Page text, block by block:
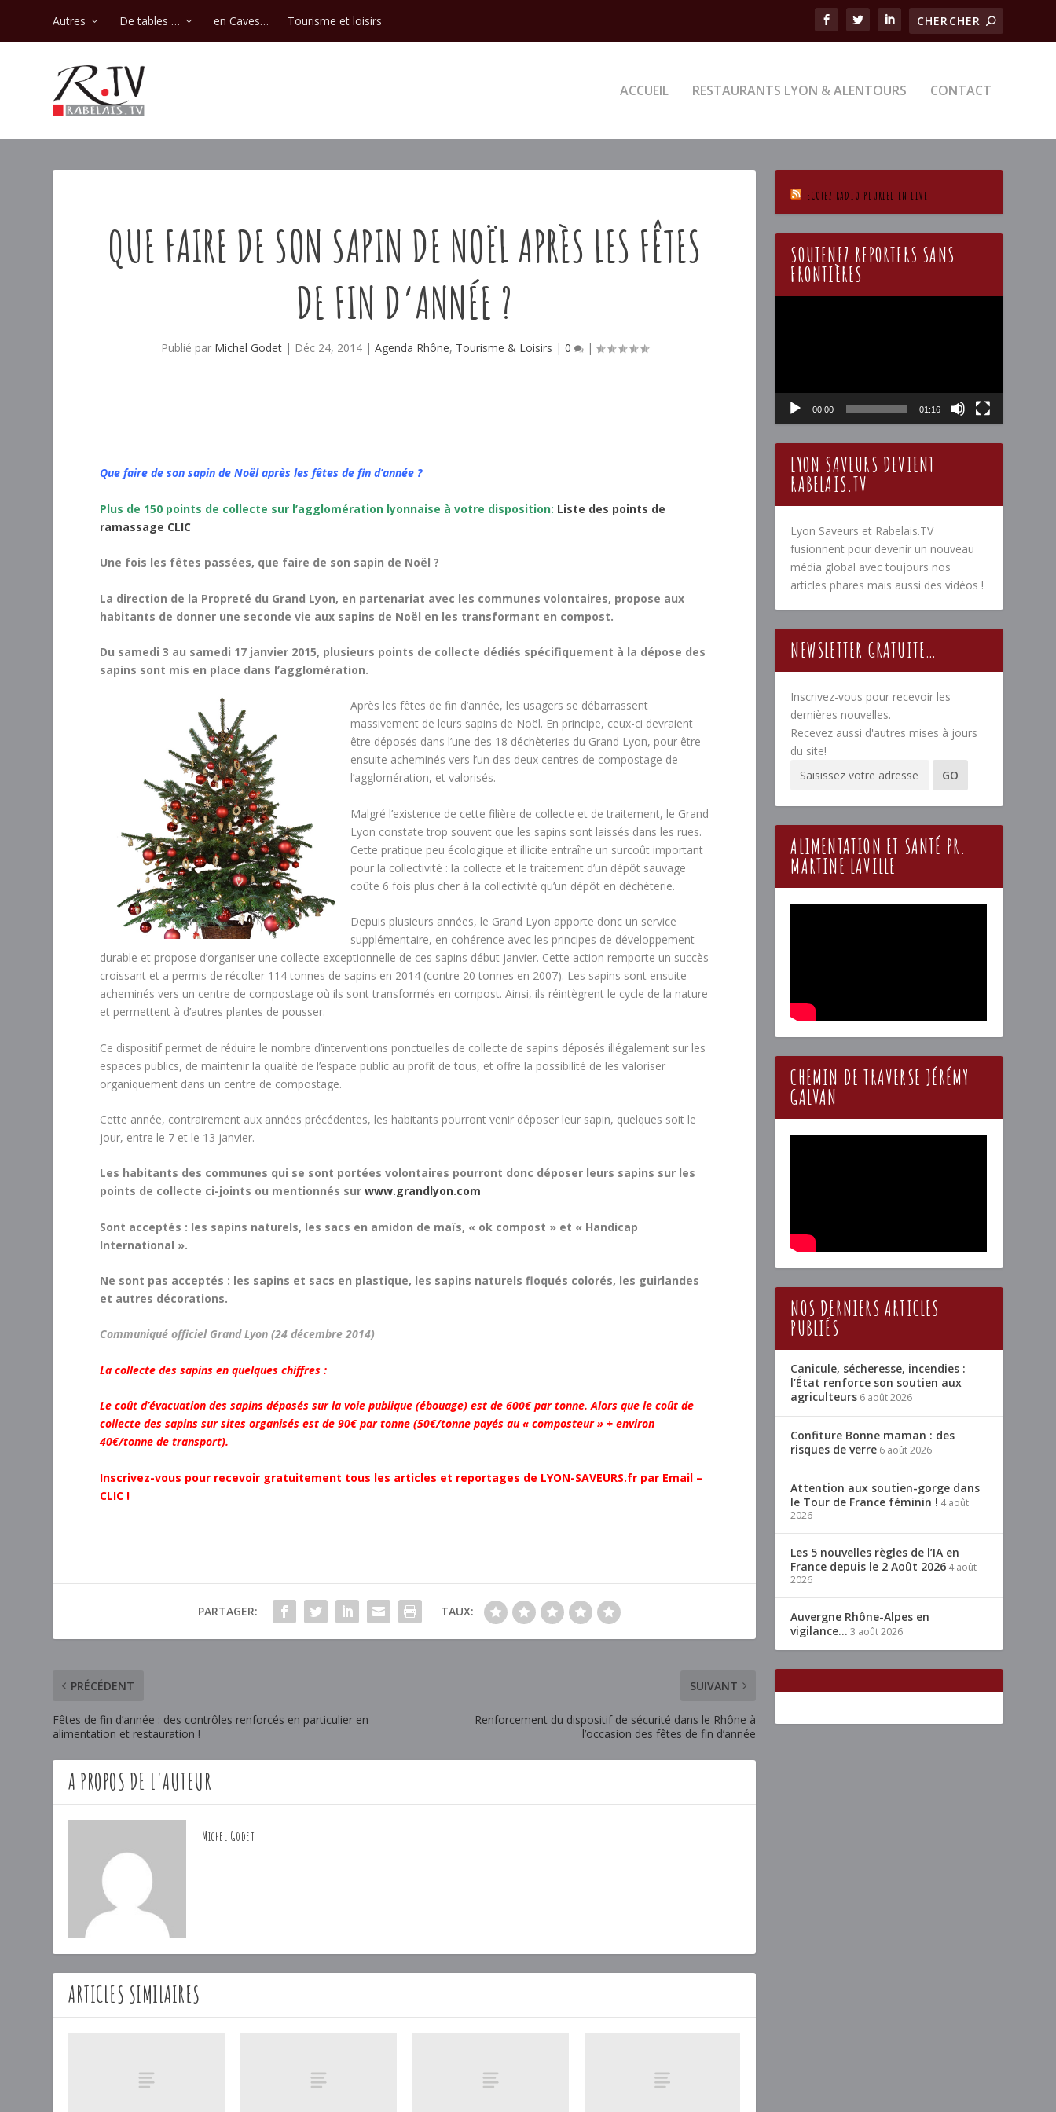
Autres De tables … en Caves… Tourisme et loisirs
ACCUEIL RESTAURANTS LYON & ALENTOURS CONTACT
QUE FAIRE DE SON SAPIN DE NOËL APRÈS LES FÊTES
DE FIN D’ANNÉE ?
Publié par Michel Godet| Déc 24, 2014| Agenda Rhône, Tourisme & Loisirs | 0 |
Que faire de son sapin de Noël après les fêtes de fin d’année ?
Plus de 150 points de collecte sur l’agglomération lyonnaise à votre disposition: Liste des points de
ramassage CLIC
Une fois les fêtes passées, que faire de son sapin de Noël ?
La direction de la Propreté du Grand Lyon, en partenariat avec les communes volontaires, propose aux
habitants de donner une seconde vie aux sapins de Noël en les transformant en compost.
Du samedi 3 au samedi 17 janvier 2015, plusieurs points de collecte dédiés spécifiquement à la dépose des
sapins sont mis en place dans l’agglomération.
Après les fêtes de fin d’année, les usagers se débarrassent
massivement de leurs sapins de Noël. En principe, ceux-ci devraient
être déposés dans l’une des 18 déchèteries du Grand Lyon, pour être
ensuite acheminés vers l’un des deux centres de compostage de
l’agglomération, et valorisés.
Malgré l’existence de cette filière de collecte et de traitement, le Grand
Lyon constate trop souvent que les sapins sont laissés dans les rues.
Cette pratique peu écologique et illicite entraîne un surcoût important
pour la collectivité : la collecte et le traitement d’un dépôt sauvage
coûte 6 fois plus cher à la collectivité qu’un dépôt en déchèterie.
Depuis plusieurs années, le Grand Lyon apporte donc un service
supplémentaire, en cohérence avec les principes de développement
durable et propose d’organiser une collecte exceptionnelle de ces sapins début janvier. Cette action remporte un succès
croissant et a permis de récolter 114 tonnes de sapins en 2014 (contre 20 tonnes en 2007). Les sapins sont ensuite
acheminés vers un centre de compostage où ils sont transformés en compost. Ainsi, ils réintègrent le cycle de la nature
et permettent à d’autres plantes de pousser.
Ce dispositif permet de réduire le nombre d’interventions ponctuelles de collecte de sapins déposés illégalement sur les
espaces publics, de maintenir la qualité de l’espace public au profit de tous, et offre la possibilité de les valoriser
organiquement dans un centre de compostage.
Cette année, contrairement aux années précédentes, les habitants pourront venir déposer leur sapin, quelques soit le
jour, entre le 7 et le 13 janvier.
Les habitants des communes qui se sont portées volontaires pourront donc déposer leurs sapins sur les
points de collecte ci-joints ou mentionnés surwww.grandlyon.com
Sont acceptés : les sapins naturels, les sacs en amidon de maïs, « ok compost » et « Handicap
International ».
Ne sont pas acceptés : les sapins et sacs en plastique, les sapins naturels floqués colorés, les guirlandes
et autres décorations.
Communiqué officiel Grand Lyon (24 décembre 2014)
La collecte des sapins en quelques chiffres :
Le coût d’évacuation des sapins déposés sur la voie publique (ébouage) est de 600€ par tonne. Alors que le coût de
collecte des sapins sur sites organisés est de 90€ par tonne (50€/tonne payés au « composteur » + environ
40€/tonne de transport).
Inscrivez-vous pour recevoir gratuitement tous les articles et reportages de LYON-SAVEURS.fr par Email –
CLIC !
PARTAGER: TAUX:
PRÉCÉDENT
Fêtes de fin d’année : des contrôles renforcés en particulier en
alimentation et restauration !
SUIVANT
Renforcement du dispositif de sécurité dans le Rhône à
l’occasion des fêtes de fin d’année
A PROPOS DE L'AUTEUR
Michel Godet
ARTICLES SIMILAIRES
ECOTEZ RADIO PLURIEL EN LIVE
SOUTENEZ REPORTERS SANS
FRONTIÈRES
00:00 01:16
LYON SAVEURS DEVIENT
RABELAIS.TV
Lyon Saveurs et Rabelais.TV
fusionnent pour devenir un nouveau
média global avec toujours nos
articles phares mais aussi des vidéos !
NEWSLETTER GRATUITE…
Inscrivez-vous pour recevoir les
dernières nouvelles.
Recevez aussi d'autres mises à jours
du site!
ALIMENTATION ET SANTÉ PR.
MARTINE LAVILLE
CHEMIN DE TRAVERSE JÉRÉMY
GALVAN
NOS DERNIERS ARTICLES
PUBLIÉS
Canicule, sécheresse, incendies :
l’État renforce son soutien aux
agriculteurs 6 août 2026
Confiture Bonne maman : des
risques de verre 6 août 2026
Attention aux soutien-gorge dans
le Tour de France féminin ! 4 août
2026
Les 5 nouvelles règles de l’IA en
France depuis le 2 Août 2026 4 août
2026
Auvergne Rhône-Alpes en
vigilance… 3 août 2026